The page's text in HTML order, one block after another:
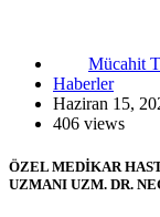
Mücahit
Haberler
Haziran 15,
406 views
ÖZEL MEDİKAR
UZMANI UZM. DR.